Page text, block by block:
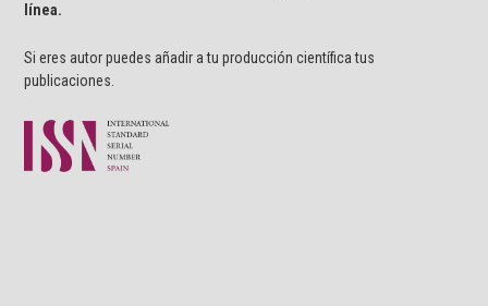
línea.
Si eres autor puedes añadir a tu producción científica tus
publicaciones.